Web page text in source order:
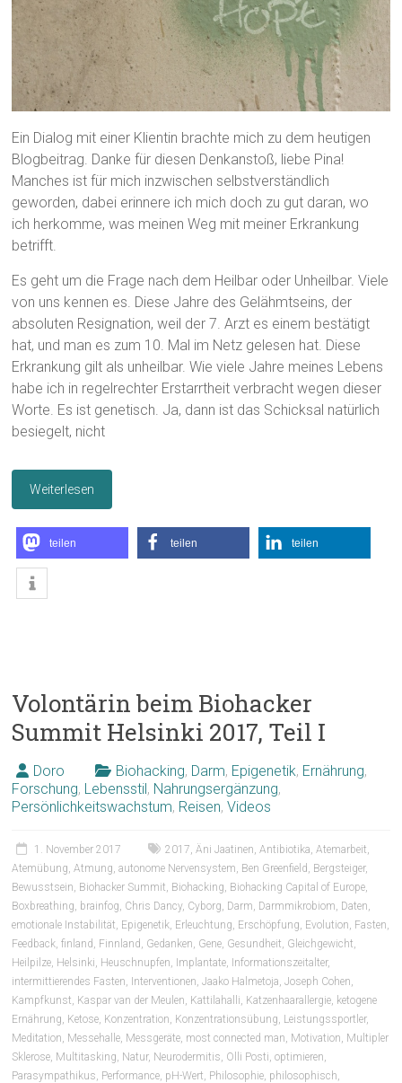
Ein Dialog mit einer Klientin brachte mich zu dem heutigen
Blogbeitrag. Danke für diesen Denkanstoß, liebe Pina!
Manches ist für mich inzwischen selbstverständlich
geworden, dabei erinnere ich mich doch zu gut daran, wo
ich herkomme, was meinen Weg mit meiner Erkrankung
betrifft.
Es geht um die Frage nach dem Heilbar oder Unheilbar. Viele
von uns kennen es. Diese Jahre des Gelähmtseins, der
absoluten Resignation, weil der 7. Arzt es einem bestätigt
hat, und man es zum 10. Mal im Netz gelesen hat. Diese
Erkrankung gilt als unheilbar. Wie viele Jahre meines Lebens
habe ich in regelrechter Erstarrtheit verbracht wegen dieser
Worte. Es ist genetisch. Ja, dann ist das Schicksal natürlich
besiegelt, nicht
Weiterlesen
teilen teilen teilen
Volontärin beim Biohacker
Summit Helsinki 2017, Teil I
Doro Biohacking, Darm, Epigenetik, Ernährung,
Forschung, Lebensstil, Nahrungsergänzung,
Persönlichkeitswachstum, Reisen,Videos
1. November 2017 2017 ,Äni Jaatinen ,Antibiotika ,Atemarbeit
Atemübung ,Atmung ,autonome Nervensystem Ben Greenfield Bergsteiger,
Bewusstsein Biohacker Summit Biohacking Biohacking Capital of Europe
Boxbreathing
brainfog Chris Dancy, Cyborg Darm Darmmikrobiom Daten
emotionale Instabilität Epigenetik Erleuchtung Erschöpfung Evolution Fasten
Feedback ,finland Finnland Gedanken Gene Gesundheit Gleichgewicht
Heilpilze Helsinki Heuschnupfen Implantate Informationszeitalter,
intermittierendes Fasten Interventionen ,Jaako Halmetoja ,Joseph Cohen
Kampfkunst Kaspar van der Meulen Kattilahalli Katzenhaarallergie ketogene
Ernährung Ketose Konzentration Konzentrationsübung Leistungssportler,
Meditation Messehalle Messgeräte most connected man Motivation Multipler
Sklerose Multitasking Natur, Neurodermitis Olli Posti ,optimieren
Parasympathikus Performance pH-Wert Philosophie philosophisch